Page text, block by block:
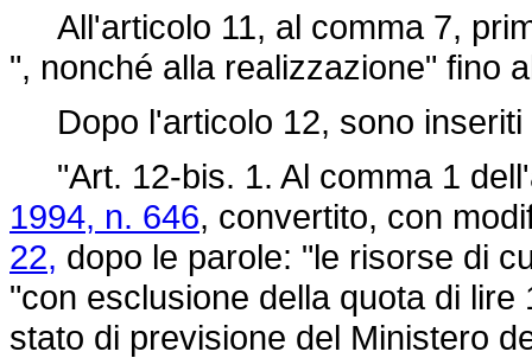
All'articolo 11, al comma 7,
", nonché alla realizzazione" fino
Dopo l'articolo 12, sono inseriti
"Art. 12-bis. 1. Al comma 1
1994, n. 646, convertito, con
22, dopo le parole: "le risorse di
"con esclusione della quota di
stato di previsione del Ministero